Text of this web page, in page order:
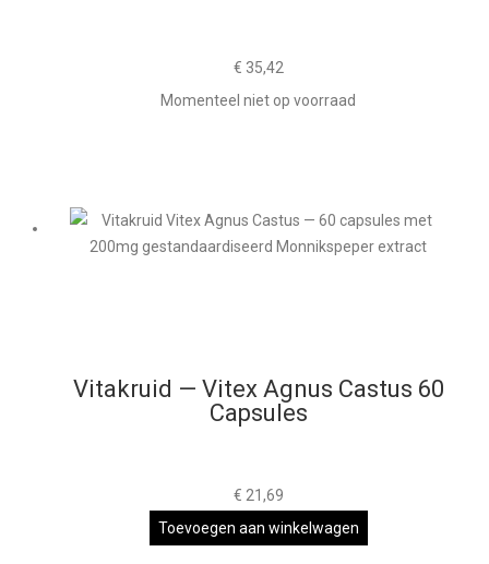
€ 35,42
Momenteel niet op voorraad
Vitakruid — Vitex Agnus Castus 60
Capsules
€ 21,69
Toevoegen aan winkelwagen